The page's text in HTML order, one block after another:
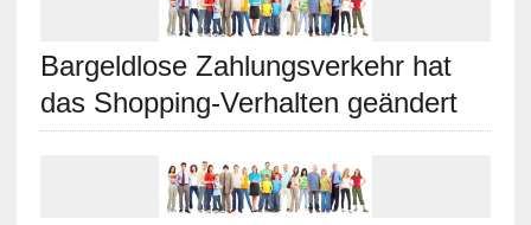
Bargeldlose Zahlungsverkehr hat
das Shopping-Verhalten geändert